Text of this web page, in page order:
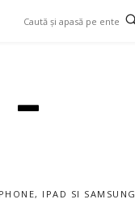
–
IPAD SI SAMSUNG